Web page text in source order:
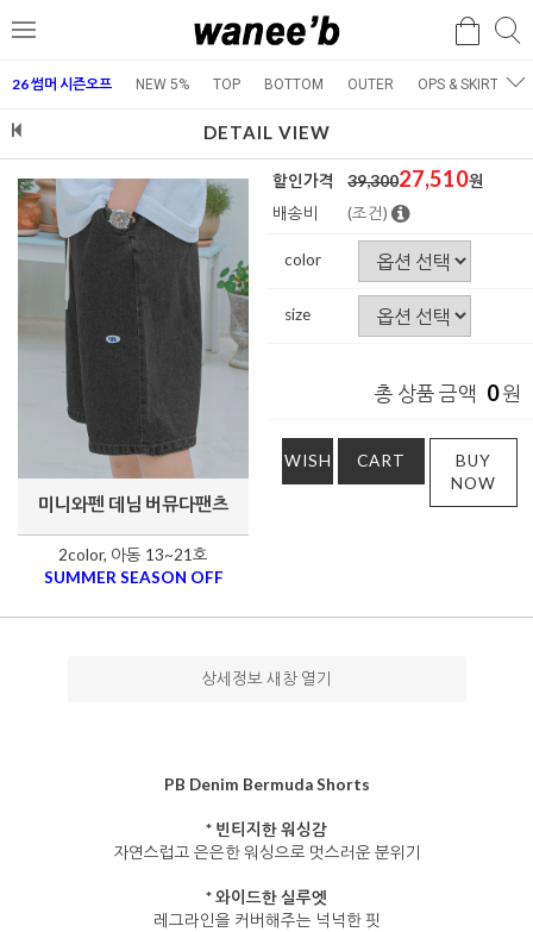
메
검
26 썸머 시즌오프 NEW 5% TOP BOTTOM OUTER OPS & SKIRT
DETAIL VIEW
미니와펜 데님 버뮤다팬츠
2color, 아동 13~21호
SUMMER SEASON OFF
할인가격 39,30027,510원
배송비
(조건)
color
size
총 상품 금액 0원
WISH CART
BUY
NOW
상세정보 새창 열기
PB Denim Bermuda Shorts
* 빈티지한 워싱감
자연스럽고 은은한 워싱으로 멋스러운 분위기
* 와이드한 실루엣
레그라인을 커버해주는 넉넉한 핏